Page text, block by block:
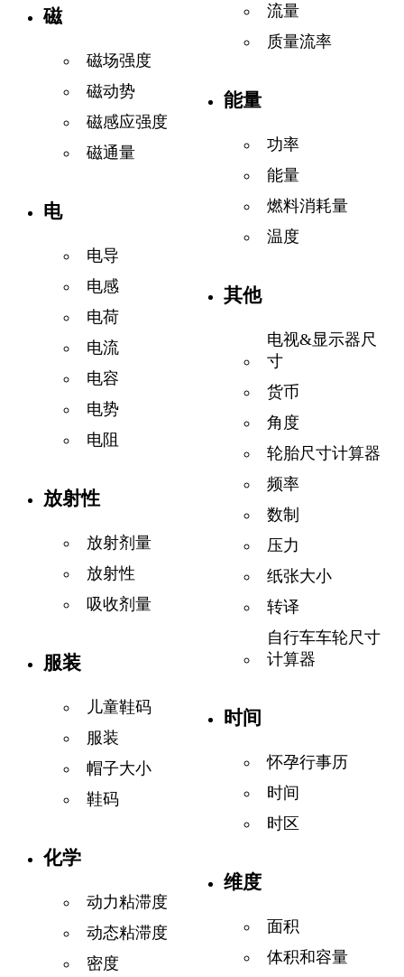
磁
磁场强度
磁动势
磁感应强度
磁通量
电
电导
电感
电荷
电流
电容
电势
电阻
放射性
放射剂量
放射性
吸收剂量
服装
儿童鞋码
服装
帽子大小
鞋码
化学
动力粘滞度
动态粘滞度
密度
流量
质量流率
能量
功率
能量
燃料消耗量
温度
其他
电视&显示器尺
寸
货币
角度
轮胎尺寸计算器
频率
数制
压力
纸张大小
转译
自行车车轮尺寸
计算器
时间
怀孕行事历
时间
时区
维度
面积
体积和容量